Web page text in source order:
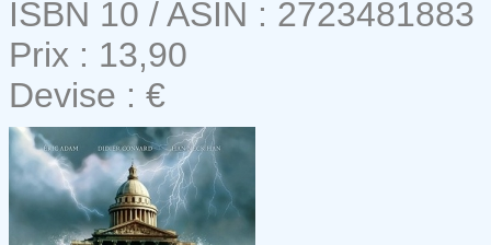
ISBN 10 / ASIN : 2723481883
Prix : 13,90
Devise : €